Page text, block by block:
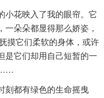
花映入了我的眼帘。它
朵朵都显得那么娇姿，
摸它们柔软的身体，或许
是它们却用自己短暂的一
……
都有绿色的生命摇曳